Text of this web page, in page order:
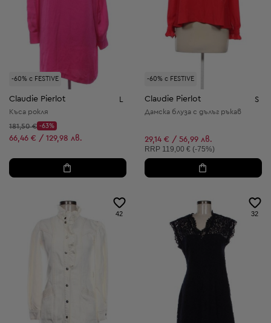
-60% с FESTIVE
Claudie Pierlot L
Къса рокля
Начална цена:
181,50 €
Discount Price:
-63%
Намалена цена:
66,46 € / 129,98 лв.
-60% с FESTIVE
Claudie Pierlot S
Дамска блуза с дълъг ръкав
29,14 € / 56,99 лв.
Препоръчителна цена:
RRP 119,00 € (-75%)
42 32